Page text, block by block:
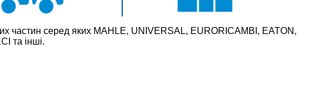
частин серед яких MAHLE, UNIVERSAL, EURORICAMBI, EATON,
та інші.